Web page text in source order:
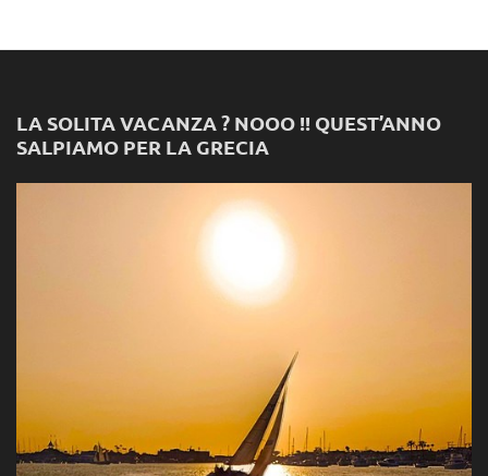
LA SOLITA VACANZA ? NOOO !! QUEST’ANNO
SALPIAMO PER LA GRECIA